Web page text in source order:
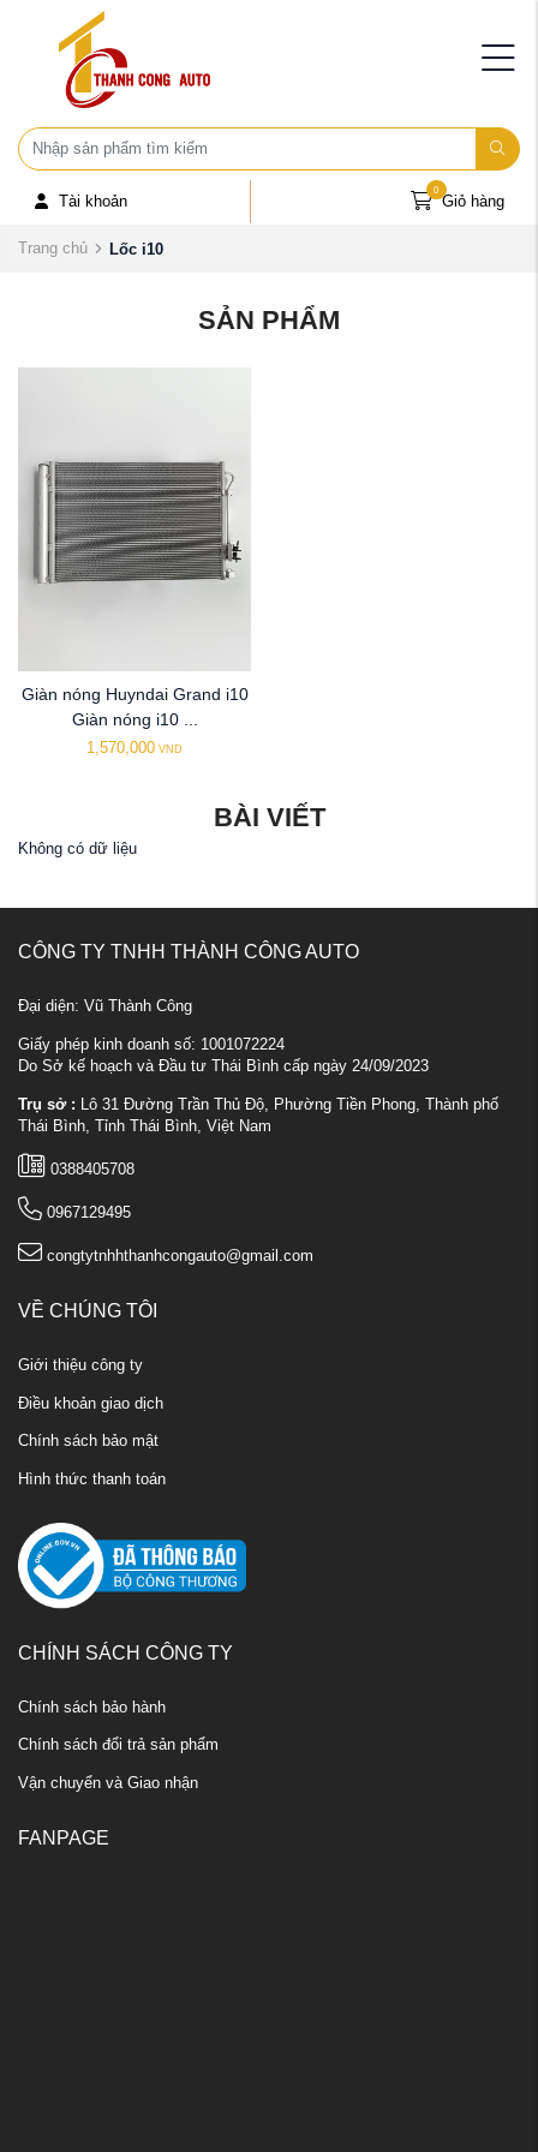
Tài khoản Giỏ hàng
0
Trang chủ Lốc i10
SẢN PHẨM
Giàn nóng Huyndai Grand i10
Giàn nóng i10 ...
1,570,000 VND
BÀI VIẾT
Không có dữ liệu
CÔNG TY TNHH THÀNH CÔNG AUTO
Đại diện: Vũ Thành Công
Giấy phép kinh doanh số: 1001072224
Do Sở kế hoạch và Đầu tư Thái Bình cấp ngày 24/09/2023
Trụ sở : Lô 31 Đường Trần Thủ Độ, Phường Tiền Phong, Thành phố
Thái Bình, Tỉnh Thái Bình, Việt Nam
0388405708
0967129495
congtytnhhthanhcongauto@gmail.com
VỀ CHÚNG TÔI
Giới thiệu công ty
Điều khoản giao dịch
Chính sách bảo mật
Hình thức thanh toán
CHÍNH SÁCH CÔNG TY
Chính sách bảo hành
Chính sách đổi trả sản phẩm
Vận chuyển và Giao nhận
FANPAGE